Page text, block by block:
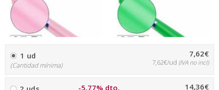
1 ud
(Cantidad mínima)
7,62€
7,62€/ud (IVA no incl)
-5,77% dto. 14,36€